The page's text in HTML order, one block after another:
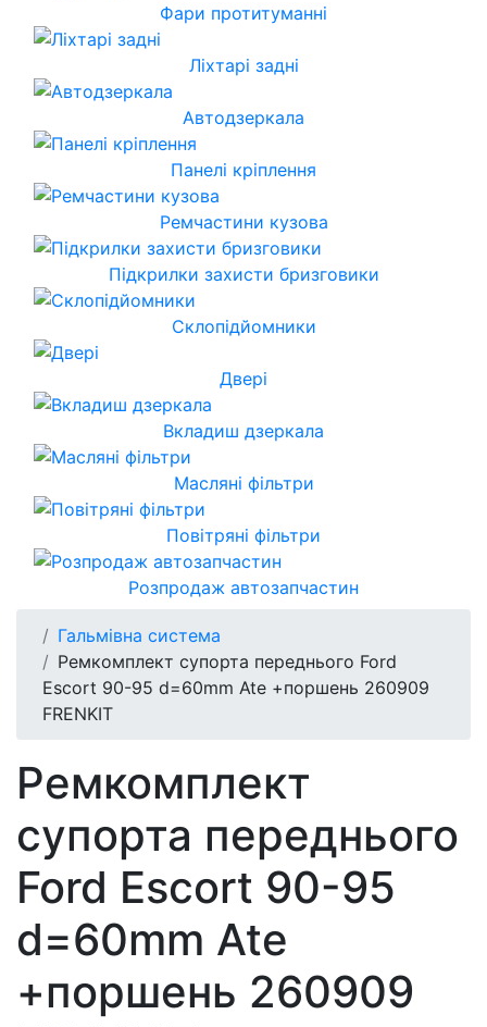
Фари протитуманні
Ліхтарі задні
Автодзеркала
Панелі кріплення
Ремчастини кузова
Підкрилки захисти бризговики
Склопідйомники
Двері
Вкладиш дзеркала
Масляні фільтри
Повітряні фільтри
Розпродаж автозапчастин
Гальмівна система
Ремкомплект супорта переднього Ford
Escort 90-95 d=60mm Ate +поршень 260909
FRENKIT
Ремкомплект
супорта переднього
Ford Escort 90-95
d=60mm Ate
+поршень 260909